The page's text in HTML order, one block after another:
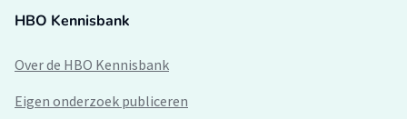
HBO Kennisbank
Over de HBO Kennisbank
Eigen onderzoek publiceren